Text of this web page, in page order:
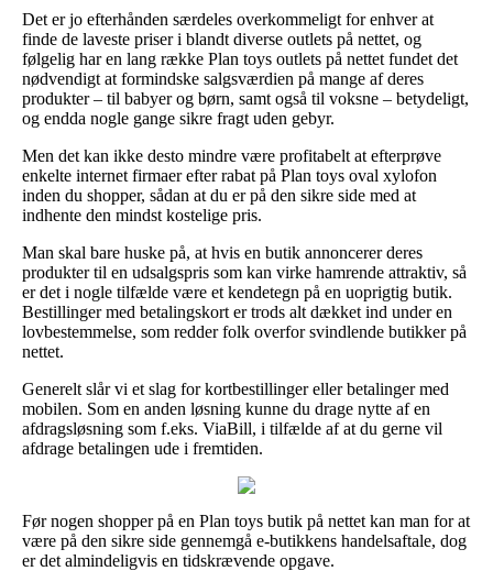
Det er jo efterhånden særdeles overkommeligt for enhver at
finde de laveste priser i blandt diverse outlets på nettet, og
følgelig har en lang række Plan toys outlets på nettet fundet det
nødvendigt at formindske salgsværdien på mange af deres
produkter – til babyer og børn, samt også til voksne – betydeligt,
og endda nogle gange sikre fragt uden gebyr.
Men det kan ikke desto mindre være profitabelt at efterprøve
enkelte internet firmaer efter rabat på Plan toys oval xylofon
inden du shopper, sådan at du er på den sikre side med at
indhente den mindst kostelige pris.
Man skal bare huske på, at hvis en butik annoncerer deres
produkter til en udsalgspris som kan virke hamrende attraktiv, så
er det i nogle tilfælde være et kendetegn på en uoprigtig butik.
Bestillinger med betalingskort er trods alt dækket ind under en
lovbestemmelse, som redder folk overfor svindlende butikker på
nettet.
Generelt slår vi et slag for kortbestillinger eller betalinger med
mobilen. Som en anden løsning kunne du drage nytte af en
afdragsløsning som f.eks. ViaBill, i tilfælde af at du gerne vil
afdrage betalingen ude i fremtiden.
Før nogen shopper på en Plan toys butik på nettet kan man for at
være på den sikre side gennemgå e-butikkens handelsaftale, dog
er det almindeligvis en tidskrævende opgave.